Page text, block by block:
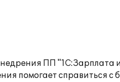
ПП "1С:Зарплата
помогает справиться с